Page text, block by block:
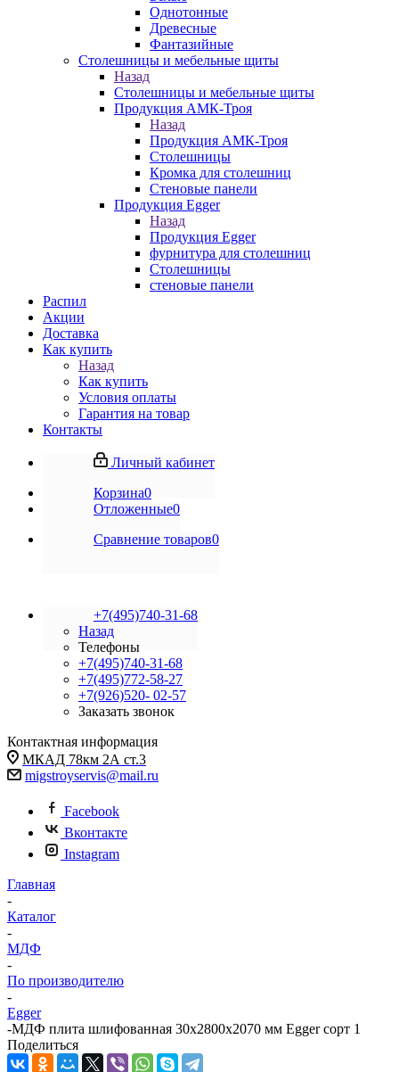
Однотонные
Древесные
Фантазийные
Столешницы и мебельные щиты
Назад
Столешницы и мебельные щиты
Продукция АМК-Троя
Назад
Продукция АМК-Троя
Столешницы
Кромка для столешниц
Стеновые панели
Продукция Egger
Назад
Продукция Egger
фурнитура для столешниц
Столешницы
стеновые панели
Распил
Акции
Доставка
Как купить
Назад
Как купить
Условия оплаты
Гарантия на товар
Контакты
Личный кабинет
Корзина0
Отложенные0
Сравнение товаров0
+7(495)740-31-68
Назад
Телефоны
+7(495)740-31-68
+7(495)772-58-27
+7(926)520- 02-57
Заказать звонок
Контактная информация
МКАД 78км 2А ст.3
migstroyservis@mail.ru
Facebook
Вконтакте
Instagram
Главная
-
Каталог
-
МДФ
-
По производителю
-
Egger
-МДФ плита шлифованная 30х2800х2070 мм Egger сорт 1
Поделиться